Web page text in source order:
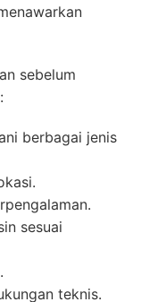
sebelum
berbagai jenis
sesuai
teknis.